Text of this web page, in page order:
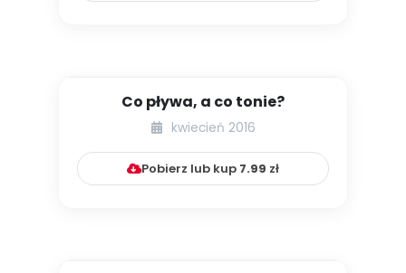
Co pływa, a co tonie?
kwiecień 2016
Pobierz lub kup 7.99 zł